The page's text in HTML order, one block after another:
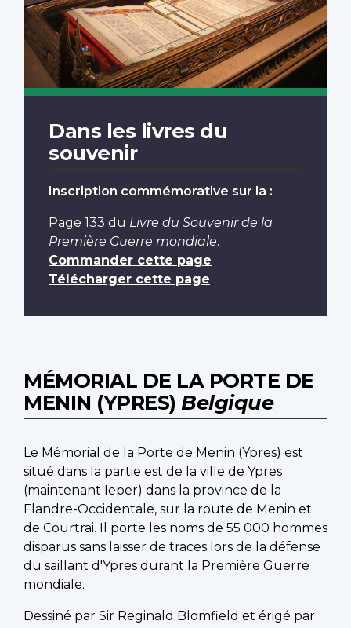
Dans les livres du
souvenir
Inscription commémorative sur la :
Page 133 du Livre du Souvenir de la
Première Guerre mondiale.
Commander cette page
Télécharger cette page
MÉMORIAL DE LA PORTE DE
MENIN (YPRES) Belgique
Le Mémorial de la Porte de Menin (Ypres) est
situé dans la partie est de la ville de Ypres
(maintenant Ieper) dans la province de la
Flandre-Occidentale, sur la route de Menin et
de Courtrai. Il porte les noms de 55 000 hommes
disparus sans laisser de traces lors de la défense
du saillant d'Ypres durant la Première Guerre
mondiale.
Dessiné par Sir Reginald Blomfield et érigé par